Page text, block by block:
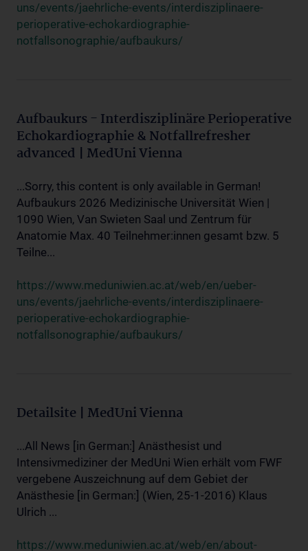
uns/events/jaehrliche-events/interdisziplinaere-
perioperative-echokardiographie-
notfallsonographie/aufbaukurs/
Aufbaukurs - Interdisziplinäre Perioperative
Echokardiographie & Notfallrefresher
advanced | MedUni Vienna
...Sorry, this content is only available in German!
Aufbaukurs 2026 Medizinische Universität Wien |
1090 Wien, Van Swieten Saal und Zentrum für
Anatomie Max. 40 Teilnehmer:innen gesamt bzw. 5
Teilne...
https://www.meduniwien.ac.at/web/en/ueber-
uns/events/jaehrliche-events/interdisziplinaere-
perioperative-echokardiographie-
notfallsonographie/aufbaukurs/
Detailsite | MedUni Vienna
...All News [in German:] Anästhesist und
Intensivmediziner der MedUni Wien erhält vom FWF
vergebene Auszeichnung auf dem Gebiet der
Anästhesie [in German:] (Wien, 25-1-2016) Klaus
Ulrich ...
https://www.meduniwien.ac.at/web/en/about-